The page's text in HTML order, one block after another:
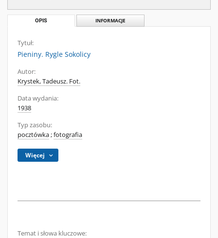
OPIS INFORMACJE
Tytuł:
Pieniny. Rygle Sokolicy
Autor:
Krystek, Tadeusz. Fot.
Data wydania:
1938
Typ zasobu:
pocztówka;fotografia
Więcej
Temat i słowa kluczowe: